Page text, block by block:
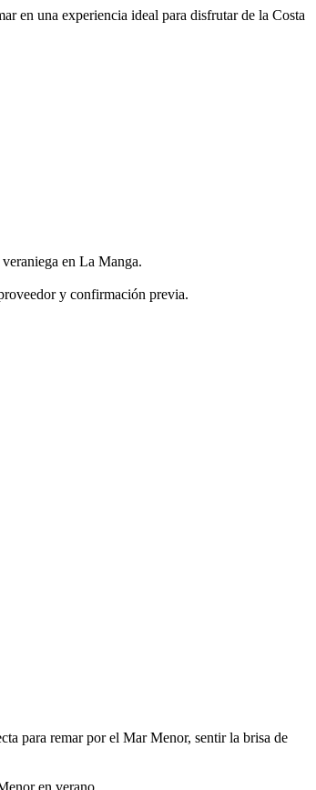
en una experiencia ideal para disfrutar de la Costa
en La Manga.
y confirmación previa.
para remar por el Mar Menor, sentir la brisa de